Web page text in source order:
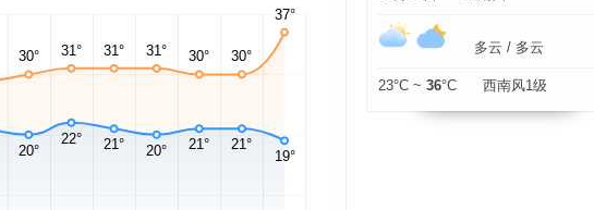
多云 / 多云
23°C ~ 36°C 西南风1级